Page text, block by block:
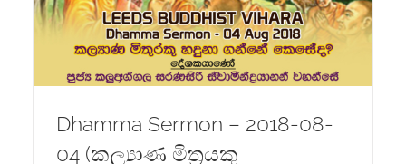
Dhamma Sermon – 2018-08-
04 (කල්‍යාණ මිත්‍රයකු